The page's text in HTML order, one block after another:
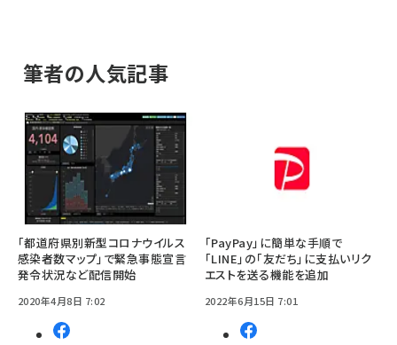
筆者の人気記事
「都道府県別新型コロナウイルス
感染者数マップ」で緊急事態宣言
発令状況など配信開始
2020年4月8日 7:02
「PayPay」に簡単な手順で
「LINE」の「友だち」に支払いリク
エストを送る機能を追加
2022年6月15日 7:01